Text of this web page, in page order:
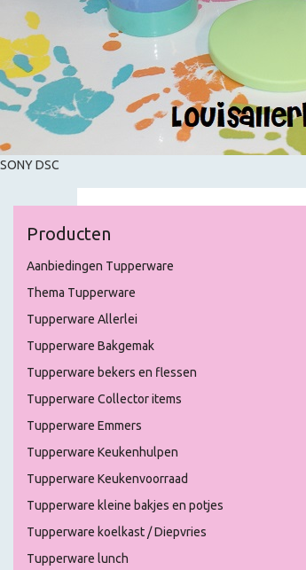
SONY DSC
Producten
Aanbiedingen Tupperware
Thema Tupperware
Tupperware Allerlei
Tupperware Bakgemak
Tupperware bekers en flessen
Tupperware Collector items
Tupperware Emmers
Tupperware Keukenhulpen
Tupperware Keukenvoorraad
Tupperware kleine bakjes en potjes
Tupperware koelkast / Diepvries
Tupperware lunch